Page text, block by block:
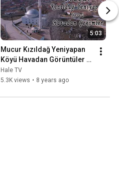
5:03
Mucur Kızıldağ Yeniyapan
Köyü Havadan Görüntüler
4K UHD
Hale TV
5.3K views • 8 years ago